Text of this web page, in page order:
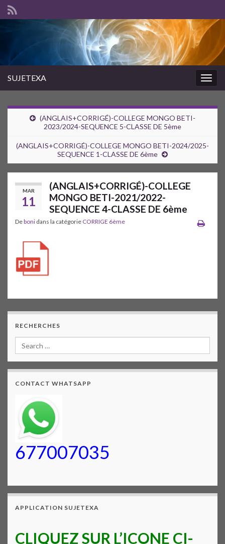
SUJETEXA
(ANGLAIS+CORRIGÉ)-COLLEGE MONGO BETI-
2023/2024-SEQUENCE 5-CLASSE DE 5ème
(ANGLAIS+CORRIGÉ)-COLLEGE MONGO BETI-2024/2025-
SEQUENCE 1-CLASSE DE 6ème
MAR
11
(ANGLAIS+CORRIGÉ)-COLLEGE
MONGO BETI-2021/2022-
SEQUENCE 4-CLASSE DE 6ème
Deboni dans la catégorie CORRIGE 6ème
RECHERCHES
CONTACT WHATSAPP
677007035
APPLICATION SUJETEXA
CLIQUEZ SUR L’ICONE CI-